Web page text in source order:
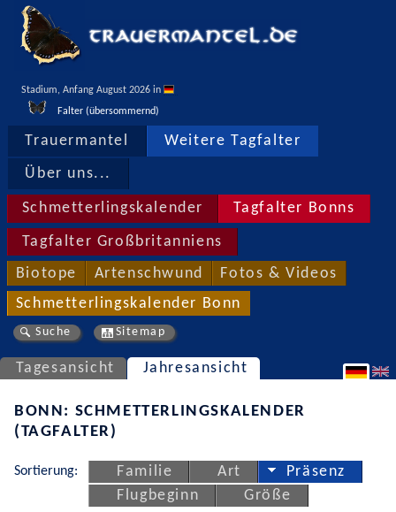
Stadium, Anfang August 2026 in
Falter (übersommernd)
Trauermantel Weitere Tagfalter
Über uns...
Schmetterlingskalender Tagfalter Bonns
Tagfalter Großbritanniens
Biotope Artenschwund Fotos & Videos
Schmetterlingskalender Bonn
Suche Sitemap
Tagesansicht Jahresansicht
BONN: SCHMETTERLINGSKALENDER
(TAGFALTER)
Sortierung: Familie Art
Präsenz
Flugbeginn
Größe